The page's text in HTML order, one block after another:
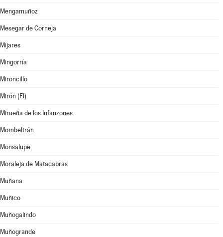
Mengamuñoz
Mesegar de Corneja
Mijares
Mingorría
Mironcillo
Mirón (El)
Mirueña de los Infanzones
Mombeltrán
Monsalupe
Moraleja de Matacabras
Muñana
Muñico
Muñogalindo
Muñogrande